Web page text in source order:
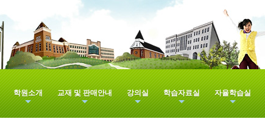
학원소개 교재 및 판매안내 강의실 학습자료실 자율학습실